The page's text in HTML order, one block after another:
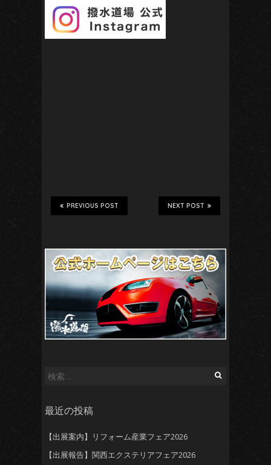
NEXT POST
PREVIOUS POST
検
最近の投稿
【出展案内】リフォーム産業フェア2026
【出展報告】関西エクステリアフェア2026